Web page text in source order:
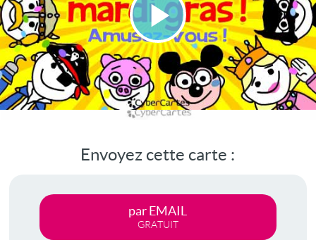
Lire
la
vidéo
Envoyez cette carte :
par EMAIL
GRATUIT